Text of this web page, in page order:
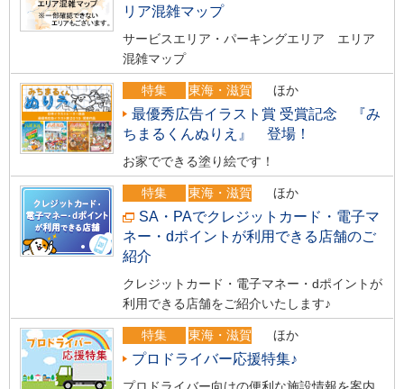
リア混雑マップ
サービスエリア・パーキングエリア エリア
混雑マップ
特集 東海・滋賀 ほか
最優秀広告イラスト賞 受賞記念 『み
ちまるくんぬりえ』 登場！
お家でできる塗り絵です！
特集 東海・滋賀 ほか
SA・PAでクレジットカード・電子マ
ネー・dポイントが利用できる店舗のご
紹介
クレジットカード・電子マネー・dポイントが
利用できる店舗をご紹介いたします♪
特集 東海・滋賀 ほか
プロドライバー応援特集♪